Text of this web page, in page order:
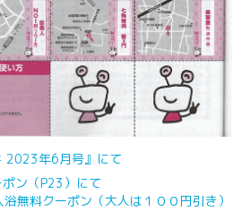
2023年6月号』にて
ン（P23）にて
無料クーポン（大人は１００円引き）